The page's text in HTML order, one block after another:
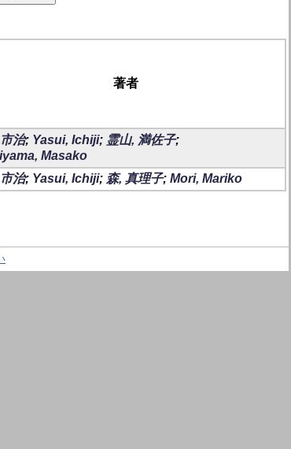
著者
治; Yasui, Ichiji; 霊山, 満佐子;
Masako
治; Yasui, Ichiji; 森, 真理子; Mori, Mariko